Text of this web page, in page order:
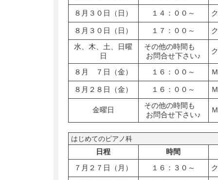
８月３０日（日） １４：００～
８月３０日（日） １７：００～
水、木、土、日曜
日
その他の時間も
お問合せ下さい♪
８月 ７日（金） １６：００～
８月２８日（金） １６：００～
金曜日
その他の時間も
お問合せ下さい♪
はじめてのピアノ科
日程
時間
７月２７日（月）
１６：３０～